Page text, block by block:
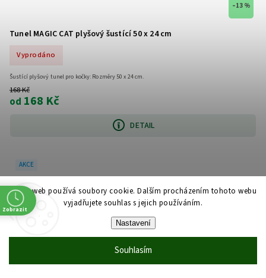
Tento web používá soubory cookie. Dalším procházením tohoto webu
vyjadřujete souhlas s jejich používáním.
Nastavení
Souhlasím
–13 %
Tunel MAGIC CAT plyšový šustící 50 x 24 cm
Vyprodáno
168 Kč
od 168 Kč
DETAIL
Šustící plyšový tunel pro kočky: Rozměry 50 x 24 cm.
AKCE
Zobrazit